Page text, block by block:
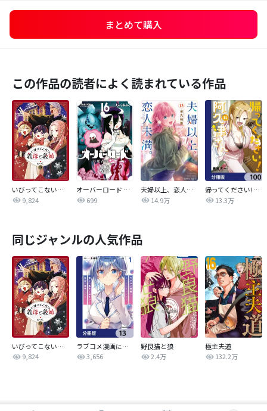
まとめて購入
この作品の読者によく読まれている作品
いびってこない義母と義姉
9,824
オーバーロード 不死者のOh!
699
夫婦以上、恋人未満。【分冊版】
14.9万
帰ってください! 阿久津さん【分冊版】
13.3万
同じジャンルの人気作品
いびってこない義母と義姉
9,824
ラブコメ漫画に入ってしまったので、推しの負けヒロインを全力で幸せにする【分冊版】
3,656
野良猫と狼
2.4万
極主夫道
132.2万